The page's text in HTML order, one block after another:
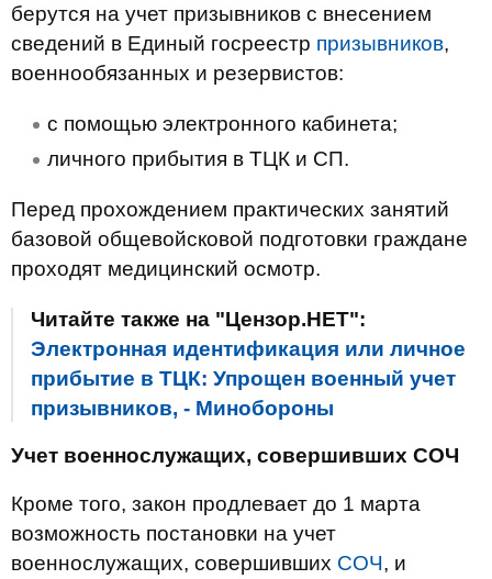
берутся на учет призывников с внесением
сведений в Единый госреестр призывников,
военнообязанных и резервистов:
с помощью электронного кабинета;
личного прибытия в ТЦК и СП.
Перед прохождением практических занятий
базовой общевойсковой подготовки граждане
проходят медицинский осмотр.
Читайте также на "Цензор.НЕТ":
Электронная идентификация или личное
прибытие в ТЦК: Упрощен военный учет
призывников, - Минобороны
Учет военнослужащих, совершивших СОЧ
Кроме того, закон продлевает до 1 марта
возможность постановки на учет
военнослужащих, совершивших СОЧ, и